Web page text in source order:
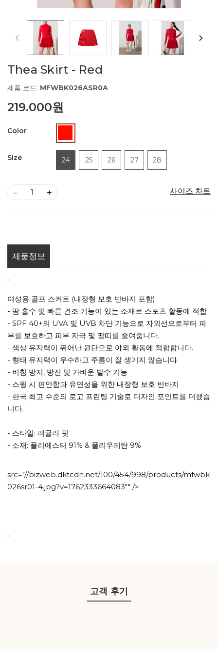
Thea Skirt - Red
제품 코드: MFWBK026ASR0A
219.000원
Color
Size 24 25 26 27 28
사이즈 차트
사이즈 차트
– +
제품정보
"
여성용 골프 스커트 (내장형 보호 반바지 포함)
- 땀 흡수 및 빠른 건조 기능이 있는 소재로 스포츠 활동에 적합
- SPF 40+의 UVA 및 UVB 차단 기능으로 자외선으로부터 피
부를 보호하고 피부 자극 및 땀띠를 줄여줍니다.
- 색상 유지력이 뛰어난 원단으로 야외 활동에 적합합니다.
- 형태 유지력이 우수하고 주름이 잘 생기지 않습니다.
- 비침 방지, 방진 및 가벼운 발수 기능
- 스윙 시 편안함과 유연성을 위한 내장형 보호 반바지
- 한국 최고 수준의 로고 프린팅 기술로 디자인 포인트를 더했습
니다.
- 스타일: 레귤러 핏
- 소재: 폴리에스터 91% & 폴리우레탄 9%
src="//bizweb.dktcdn.net/100/454/998/products/mfwbk
026sr01-4.jpg?v=1762333664083"" />
"
고객 후기